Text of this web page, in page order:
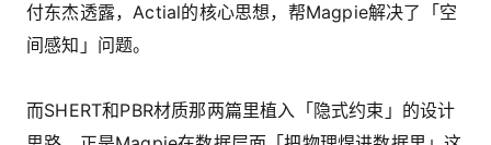
付东杰透露，Actial的核心思想，帮Magpie解决了「空
间感知」问题。
而SHERT和PBR材质那两篇里植入「隐式约束」的设计